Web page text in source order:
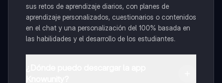
sus retos de aprendizaje diarios, con planes de
aprendizaje personalizados, cuestionarios o contenidos
en el chat y una personalización del 100% basada en
las habilidades y el desarrollo de los estudiantes.